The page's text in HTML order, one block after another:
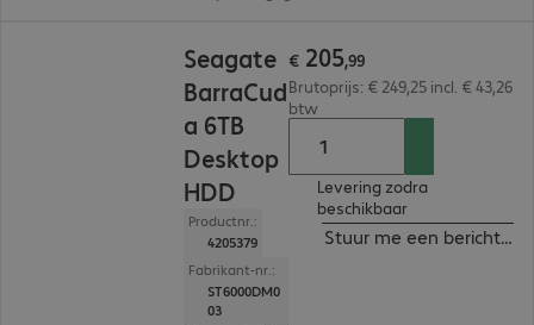
Seagate
BarraCud
a 6TB
Desktop
HDD
Productnr.:
4205379
Fabrikant-nr.:
ST6000DM0
03
€ 205,99
Brutoprijs: € 249,25 incl. € 43,26
btw
Levering zodra
beschikbaar
Stuur me een bericht